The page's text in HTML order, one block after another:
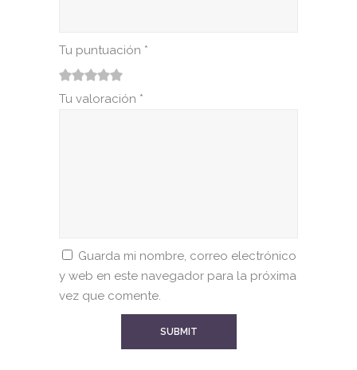
Tu puntuación *
1
2
3
4
5
Tu valoración *
Guarda mi nombre, correo electrónico
y web en este navegador para la próxima
vez que comente.